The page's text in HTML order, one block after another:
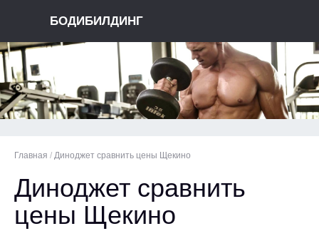
БОДИБИЛДИНГ
Главная / Диноджет сравнить цены Щекино
Диноджет сравнить
цены Щекино